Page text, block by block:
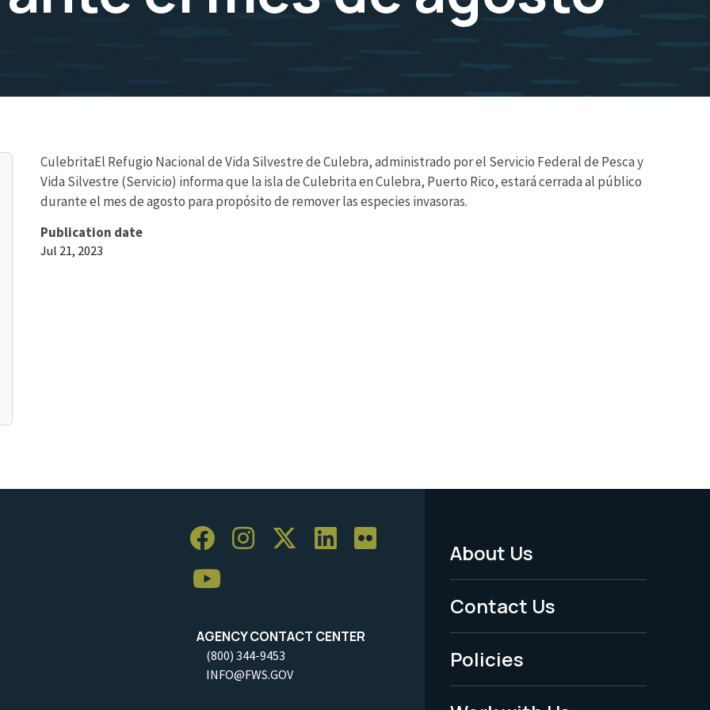
CulebritaEl Refugio Nacional de Vida Silvestre de Culebra, administrado por el Servicio Federal de Pesca y
Vida Silvestre (Servicio) informa que la isla de Culebrita en Culebra, Puerto Rico, estará cerrada al público
durante el mes de agosto para propósito de remover las especies invasoras.
Publication date
Jul 21, 2023
AGENCY CONTACT CENTER
(800) 344-9453
INFO@FWS.GOV
Footer
Menu
-
Legal
About Us
Contact Us
Policies